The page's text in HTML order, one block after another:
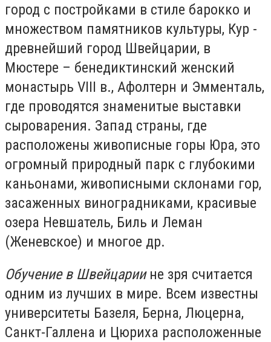
город с постройками в стиле барокко и
множеством памятников культуры, Кур -
древнейший город Швейцарии, в
Мюстере – бенедиктинский женский
монастырь VIII в., Афолтерн и Эмменталь,
где проводятся знаменитые выставки
сыроварения. Запад страны, где
расположены живописные горы Юра, это
огромный природный парк с глубокими
каньонами, живописными склонами гор,
засаженных виноградниками, красивые
озера Невшатель, Биль и Леман
(Женевское) и многое др.
Обучение в Швейцариине зря считается
одним из лучших в мире. Всем известны
университеты Базеля, Берна, Люцерна,
Санкт-Галлена и Цюриха расположенные